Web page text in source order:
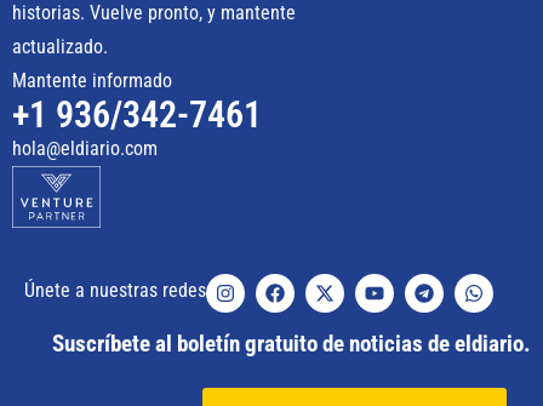
historias. Vuelve pronto, y mantente
actualizado.
Mantente informado
+1 936/342-7461
hola@eldiario.com
Únete a nuestras redes
Suscríbete al boletín gratuito de noticias de eldiario.